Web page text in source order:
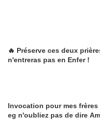
🔥 Préserve ces deux
n'entreras pas en Enfer !
Invocation pour mes frères
eg n'oubliez pas de dire